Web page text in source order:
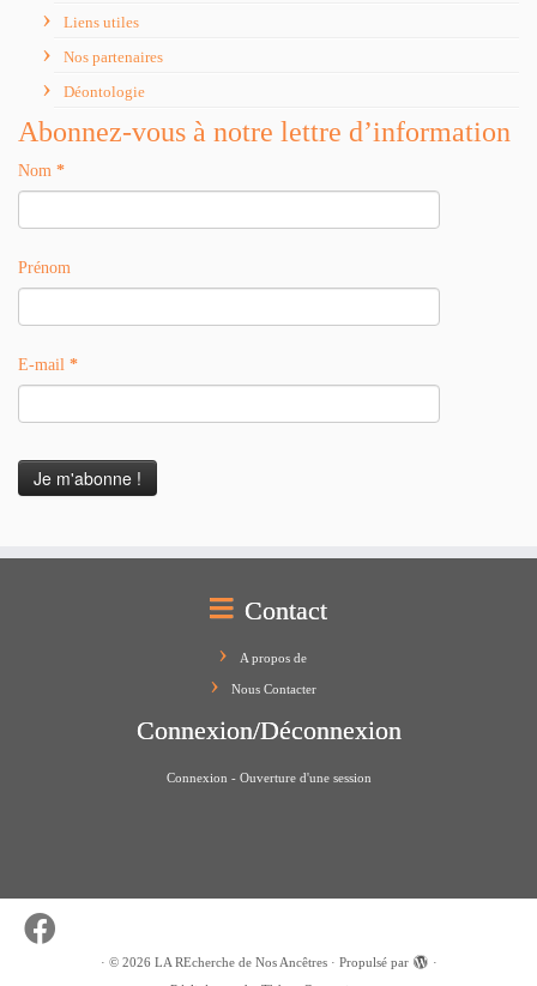
Liens utiles
Nos partenaires
Déontologie
Abonnez-vous à notre lettre d’information
Nom *
Prénom
E-mail *
Contact
A propos de
Nous Contacter
Connexion/Déconnexion
Connexion - Ouverture d'une session
· © 2026 LA REcherche de Nos Ancêtres· Propulsé par
·